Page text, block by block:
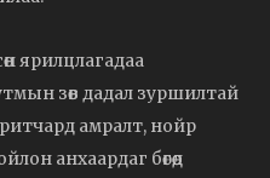
ярилцлагадаа
зөв дадал зуршилтай
амралт, нойр
анхаардаг бөгөөд